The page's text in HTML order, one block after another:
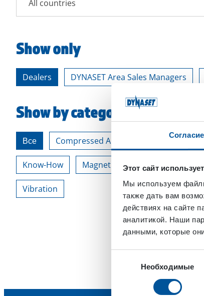
Согласие
Этот сайт
Мы используем
также дать вам
действиях на сайте
аналитикой. Наши
данными, которые
Необходимые
All countries
Show only
Dealers DYNASET Area Sales Managers
Show by category
Все Compressed Air Electricity
Know-How Magnet Power Power
Vibration